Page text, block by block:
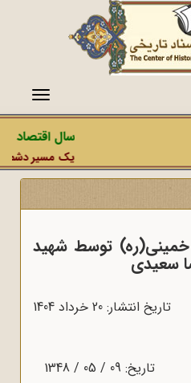
منو
سال اقتصاد
یک مسیر دشمن،
خمینی(ره) توسط شهید
سعیدی
تاریخ انتشار: 20 خرداد 1404
/ 1348